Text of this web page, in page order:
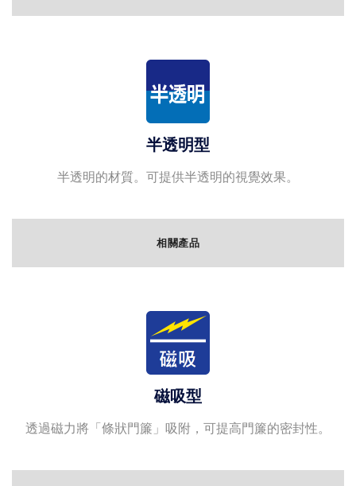
半透明型
半透明的材質。可提供半透明的視覺效果。
相關產品
磁吸型
透過磁力將「條狀門簾」吸附，可提高門簾的密封性。